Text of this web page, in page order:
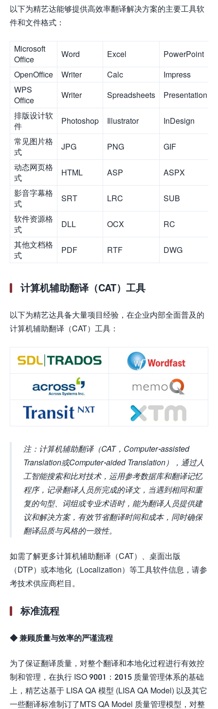
以下为精艺达能够提供高效率翻译解决方案的主要工具软
件和文件格式：
Microsoft
Office
Word Excel PowerPoint
OpenOffice Writer Calc
Impress
WPS
Office
Writer Spreadsheets Presentation
排版设计软
件
Photoshop Illustrator InDesign
常见图片格
式
JPG PNG GIF
动态网页格
式
HTML ASP ASPX
影音字幕格
式
SRT LRC SUB
软件资源格
式
DLL OCX RC
其他文档格
式
PDF RTF DWG
计算机辅助翻译（CAT）工具
以下为精艺达具备大量项目经验，在企业内部全面普及的
计算机辅助翻译（CAT）工具：
注：计算机辅助翻译（CAT，Computer-assisted
Translation或Computer-aided Translation），通过人
工智能搜索和比对技术，运用参考数据库和翻译记忆
程序，记录翻译人员所完成的译文，当遇到相同和重
复的句型、词组或专业术语时，能为翻译人员提供建
议和解决方案，有效节省翻译时间和成本，同时确保
翻译品质与风格的一致性。
如需了解更多计算机辅助翻译（CAT）、桌面出版
（DTP）或本地化（Localization）等工具软件信息，请参
考技术供应商栏目。
标准流程
◆ 兼顾质量与效率的严谨流程
为了保证翻译质量，对整个翻译和本地化过程进行有效控
制和管理，在执行 ISO 9001：2015 质量管理体系的基础
上，精艺达基于 LISA QA 模型 (LISA QA Model) 以及其它
一些翻译标准制订了MTS QA Model 质量管理模型，对整